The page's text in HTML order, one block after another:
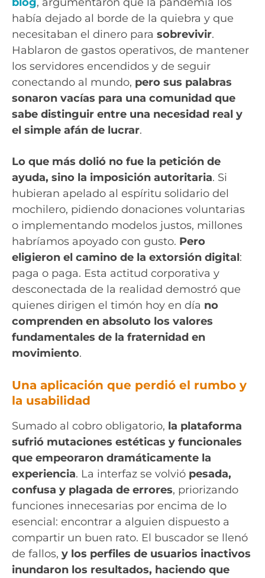
había dejado al borde de la quiebra y que
necesitaban el dinero para sobrevivir.
Hablaron de gastos operativos, de mantener
los servidores encendidos y de seguir
conectando al mundo, pero sus palabras
sonaron vacías para una comunidad que
sabe distinguir entre una necesidad real y
el simple afán de lucrar.
Lo que más dolió no fue la petición de
ayuda, sino la imposición autoritaria. Si
hubieran apelado al espíritu solidario del
mochilero, pidiendo donaciones voluntarias
o implementando modelos justos, millones
habríamos apoyado con gusto. Pero
eligieron el camino de la extorsión digital:
paga o paga. Esta actitud corporativa y
desconectada de la realidad demostró que
quienes dirigen el timón hoy en día no
comprenden en absoluto los valores
fundamentales de la fraternidad en
movimiento.
Una aplicación que perdió el rumbo y
la usabilidad
Sumado al cobro obligatorio, la plataforma
sufrió mutaciones estéticas y funcionales
que empeoraron dramáticamente la
experiencia. La interfaz se volvió pesada,
confusa y plagada de errores, priorizando
funciones innecesarias por encima de lo
esencial: encontrar a alguien dispuesto a
compartir un buen rato. El buscador se llenó
de fallos, y los perfiles de usuarios inactivos
inundaron los resultados, haciendo que